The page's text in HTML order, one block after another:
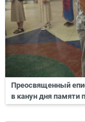
Преосвященный
в канун дня памяти